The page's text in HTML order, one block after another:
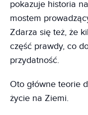
pokazuje historia
mostem
Zdarza się też, że
część prawdy, co
przydatność.
Oto główne teorie
życie na Ziemi.